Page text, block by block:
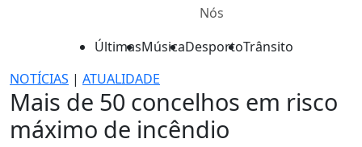
Nós
ÚltimasMúsicaDesportoTrânsito
NOTÍCIAS | ATUALIDADE
Mais de 50 concelhos em risco
máximo de incêndio